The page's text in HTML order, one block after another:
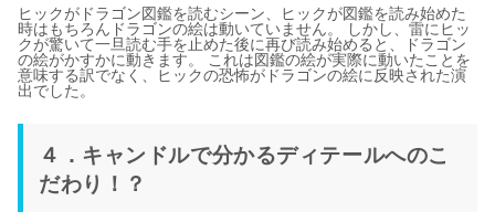
ヒックがドラゴン図鑑を読むシーン、ヒックが図鑑を読み始めた
時はもちろんドラゴンの絵は動いていません。 しかし、雷にヒッ
クが驚いて一旦読む手を止めた後に再び読み始めると、ドラゴン
の絵がかすかに動きます。 これは図鑑の絵が実際に動いたことを
意味する訳でなく、ヒックの恐怖がドラゴンの絵に反映された演
出でした。
４．キャンドルで分かるディテールへのこ
だわり！？